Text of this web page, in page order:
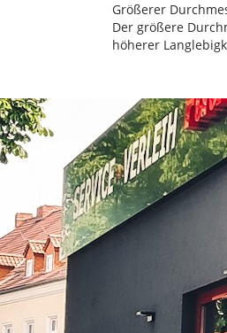
Größerer
Der größere
höherer